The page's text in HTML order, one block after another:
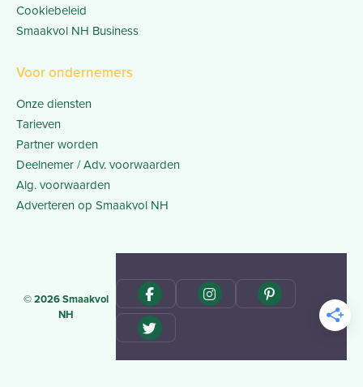
Cookiebeleid
Smaakvol NH Business
Voor ondernemers
Onze diensten
Tarieven
Partner worden
Deelnemer / Adv. voorwaarden
Alg. voorwaarden
Adverteren op Smaakvol NH
© 2026 Smaakvol
NH